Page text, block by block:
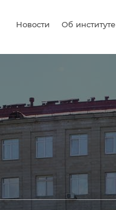
Новости Об институте